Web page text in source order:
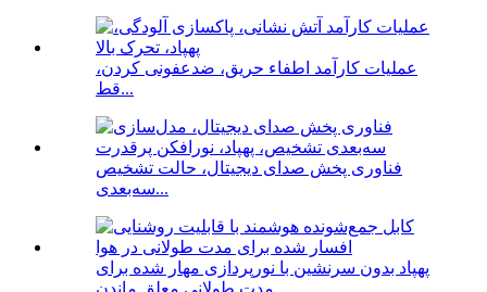
عملیات کارآمد اطفاء حریق، ضدعفونی کردن،
قط...
فناوری پخش صدای دیجیتال، حالت تشخیص
سه‌بعدی...
پهپاد بدون سرنشین با نورپردازی مهار شده برای